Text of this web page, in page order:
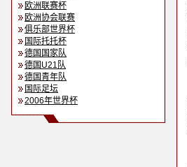
欧洲联赛杯
欧洲协会联赛
俱乐部世界杯
国际托托杯
德国国家队
德国U21队
德国青年队
国际足坛
2006年世界杯